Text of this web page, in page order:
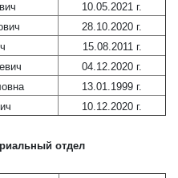
10.05.2021 г.
28.10.2020 г.
15.08.2011 г.
04.12.2020 г.
13.01.1999 г.
10.12.2020 г.
отдел